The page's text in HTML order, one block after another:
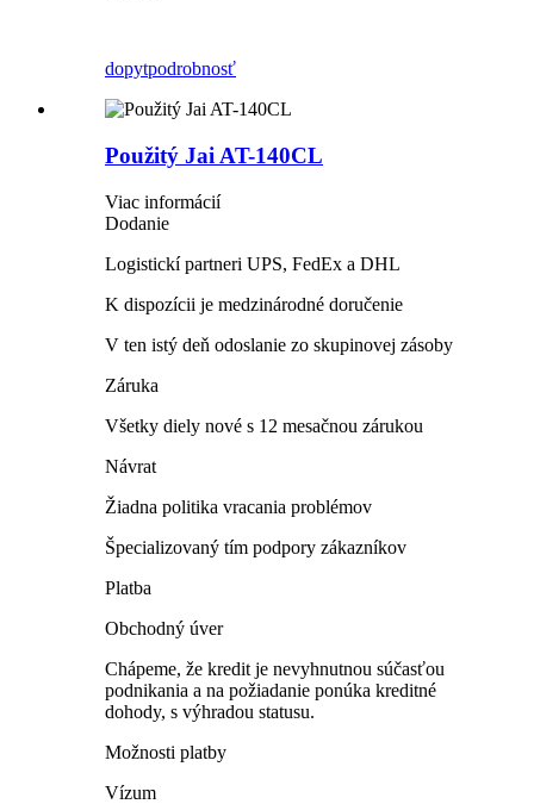
dopytpodrobnosť
Použitý Jai AT-140CL
Viac informácií
Dodanie
Logistickí partneri UPS, FedEx a DHL
K dispozícii je medzinárodné doručenie
V ten istý deň odoslanie zo skupinovej zásoby
Záruka
Všetky diely nové s 12 mesačnou zárukou
Návrat
Žiadna politika vracania problémov
Špecializovaný tím podpory zákazníkov
Platba
Obchodný úver
Chápeme, že kredit je nevyhnutnou súčasťou
podnikania a na požiadanie ponúka kreditné
dohody, s výhradou statusu.
Možnosti platby
Vízum